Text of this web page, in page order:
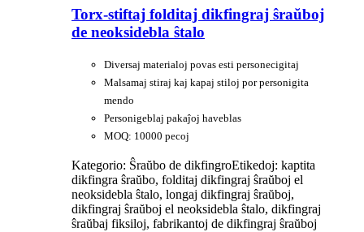
Torx-stiftaj folditaj dikfingraj ŝraŭboj
de neoksidebla ŝtalo
Diversaj materialoj povas esti personecigitaj
Malsamaj stiraj kaj kapaj stiloj por personigita
mendo
Personigeblaj pakaĵoj haveblas
MOQ: 10000 pecoj
Kategorio: Ŝraŭbo de dikfingroEtikedoj: kaptita
dikfingra ŝraŭbo, folditaj dikfingraj ŝraŭboj el
neoksidebla ŝtalo, longaj dikfingraj ŝraŭboj,
dikfingraj ŝraŭboj el neoksidebla ŝtalo, dikfingraj
ŝraŭbaj fiksiloj, fabrikantoj de dikfingraj ŝraŭboj